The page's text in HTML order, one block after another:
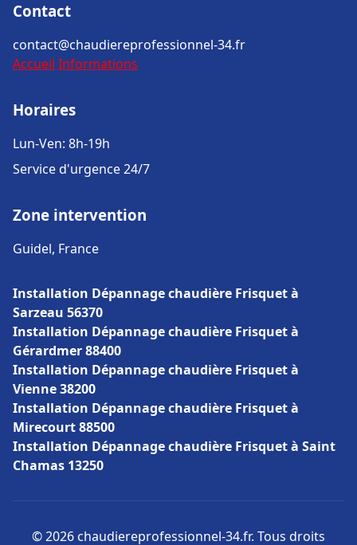
Contact
contact@chaudiereprofessionnel-34.fr
Accueil Informations
Horaires
Lun-Ven: 8h-19h
Service d'urgence 24/7
Zone intervention
Guidel, France
Installation Dépannage chaudière Frisquet à
Sarzeau 56370
Installation Dépannage chaudière Frisquet à
Gérardmer 88400
Installation Dépannage chaudière Frisquet à
Vienne 38200
Installation Dépannage chaudière Frisquet à
Mirecourt 88500
Installation Dépannage chaudière Frisquet à Saint
Chamas 13250
© 2026 chaudiereprofessionnel-34.fr. Tous droits